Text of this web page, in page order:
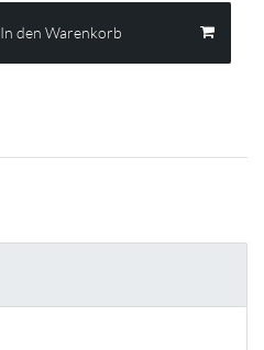
In den Warenkorb